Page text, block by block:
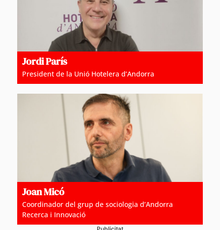
Jordi París
President de la Unió Hotelera d’Andorra
Joan Micó
Coordinador del grup de sociologia d’Andorra
Recerca i Innovació